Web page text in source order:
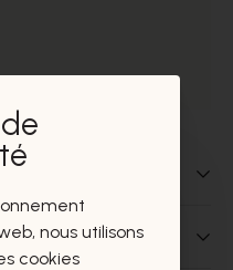
nous utilisons
cookies